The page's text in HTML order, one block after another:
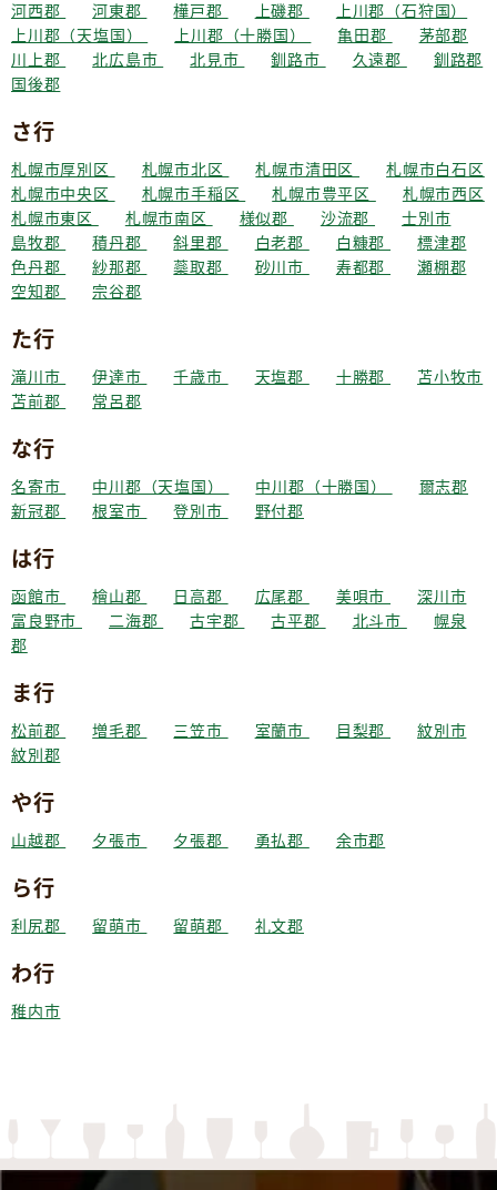
河西郡 河東郡 樺戸郡 上磯郡
上川郡（石狩国）
上川郡（天塩国）
上川郡（十勝国） 亀田郡
茅部郡
川上郡
北広島市 北見市 釧路市 久遠郡
釧路郡
国後郡
さ行
札幌市厚別区 札幌市北区 札幌市清田区
札幌市白石区
札幌市中央区
札幌市手稲区 札幌市豊平区
札幌市西区
札幌市東区
札幌市南区 様似郡 沙流郡
士別市
島牧郡
積丹郡 斜里郡 白老郡 白糠郡
標津郡
色丹郡
紗那郡 蘂取郡 砂川市 寿都郡
瀬棚郡
空知郡
宗谷郡
た行
滝川市 伊達市 千歳市 天塩郡 十勝郡
苫小牧市
苫前郡
常呂郡
な行
名寄市 中川郡（天塩国） 中川郡（十勝国）
爾志郡
新冠郡
根室市 登別市 野付郡
は行
函館市 檜山郡 日高郡 広尾郡 美唄市
深川市
富良野市
二海郡 古宇郡 古平郡 北斗市
幌泉
郡
ま行
松前郡 増毛郡 三笠市 室蘭市 目梨郡
紋別市
紋別郡
や行
山越郡 夕張市 夕張郡 勇払郡 余市郡
ら行
利尻郡 留萌市 留萌郡 礼文郡
わ行
稚内市